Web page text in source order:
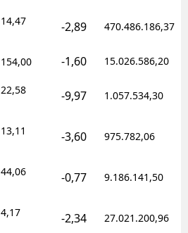
14,47 -2,89 470.486.186,37
154,00 -1,60 15.026.586,20
22,58 -9,97 1.057.534,30
13,11 -3,60 975.782,06
44,06 -0,77 9.186.141,50
4,17 -2,34 27.021.200,96